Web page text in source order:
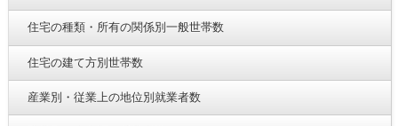
住宅の種類・所有の関係別一般世帯数
住宅の建て方別世帯数
産業別・従業上の地位別就業者数